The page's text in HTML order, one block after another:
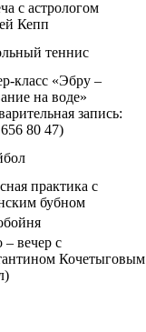
с астрологом
Кепп
теннис
класс «Эбру –
на воде»
запись:
80 47)
практика с
бубном
– вечер с
Кочетыговым